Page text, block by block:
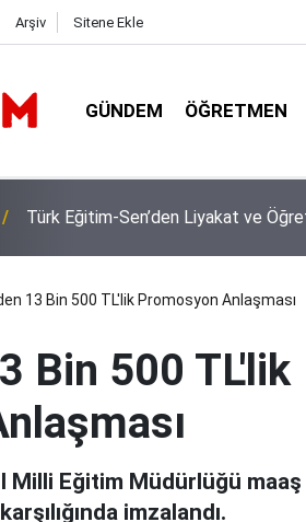
Arşiv Sitene Ekle
GÜNDEM ÖĞRETMEN
2026-2027 Ücretli Öğretmenlik
13 Bin 500 TL'lik Promosyon Anlaşması
Bin 500 TL'lik
Milli Eğitim Müdürlüğü
imzalandı.